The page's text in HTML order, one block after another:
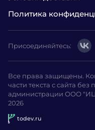
Политика
Все права защищены.
части текста с сайта
администрации ООО
2026
Присоединяйтесь:
todev.ru